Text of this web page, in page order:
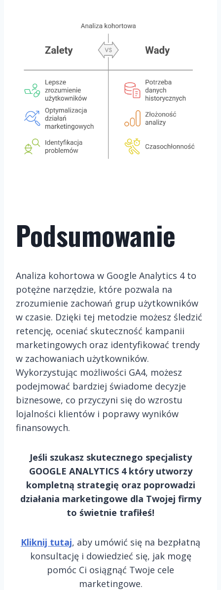
Podsumowanie
Analiza kohortowa w Google Analytics 4 to
potężne narzędzie, które pozwala na
zrozumienie zachowań grup użytkowników
w czasie. Dzięki tej metodzie możesz śledzić
retencję, oceniać skuteczność kampanii
marketingowych oraz identyfikować trendy
w zachowaniach użytkowników.
Wykorzystując możliwości GA4, możesz
podejmować bardziej świadome decyzje
biznesowe, co przyczyni się do wzrostu
lojalności klientów i poprawy wyników
finansowych.
Jeśli szukasz skutecznego specjalisty
GOOGLE ANALYTICS 4 który utworzy
kompletną strategię oraz poprowadzi
działania marketingowe dla Twojej firmy
to świetnie trafiłeś!
Kliknij tutaj, aby umówić się na bezpłatną
konsultację i dowiedzieć się, jak mogę
pomóc Ci osiągnąć Twoje cele
marketingowe.